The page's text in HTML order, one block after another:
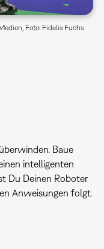
Foto: Fidelis Fuchs
Baue
intelligenten
Du Deinen Roboter
Anweisungen folgt.